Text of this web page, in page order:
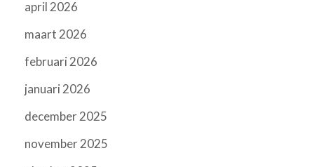
april 2026
maart 2026
februari 2026
januari 2026
december 2025
november 2025